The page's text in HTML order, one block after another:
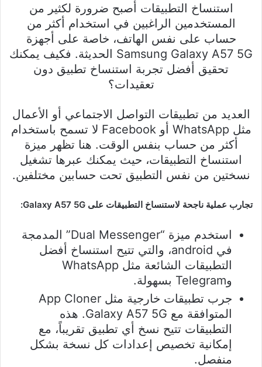
استنساخ التطبيقات أصبح ضرورة لكثير من
المستخدمين الراغبين في استخدام أكثر من
حساب على نفس الهاتف، خاصة على أجهزة
Samsung Galaxy A57 5G الحديثة. فكيف يمكنك
تحقيق أفضل تجربة استنساخ تطبيق دون
تعقيدات؟
العديد من تطبيقات التواصل الاجتماعي أو الأعمال
مثل WhatsApp أو Facebook لا تسمح باستخدام
أكثر من حساب بنفس الوقت. هنا تظهر ميزة
استنساخ التطبيقات، حيث يمكنك عبرها تشغيل
نسختين من نفس التطبيق تحت حسابين مختلفين.
تجارب عملية ناجحة لاستنساخ التطبيقات على Galaxy A57 5G:
استخدم ميزة “Dual Messenger” المدمجة
في android، والتي تتيح استنساخ أفضل
التطبيقات الشائعة مثل WhatsApp
وTelegram بسهولة.
جرب تطبيقات خارجية مثل App Cloner
المتوافقة مع Galaxy A57 5G. هذه
التطبيقات تتيح نسخ أي تطبيق تقريباً، مع
إمكانية تخصيص إعدادات كل نسخة بشكل
منفصل.